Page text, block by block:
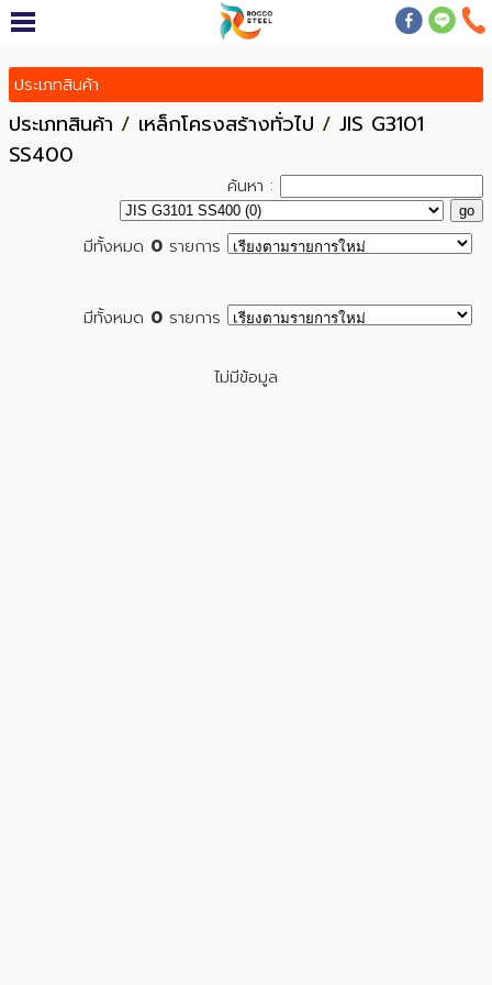
ประเภทสินค้า
ประเภทสินค้า / เหล็กโครงสร้างทั่วไป / JIS G3101
SS400
ค้นหา :
มีทั้งหมด 0 รายการ
มีทั้งหมด 0 รายการ
ไม่มีข้อมูล